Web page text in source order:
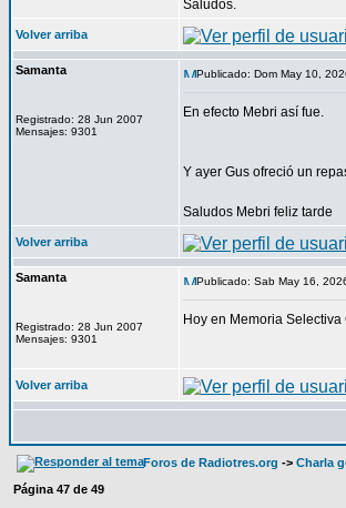
Saludos.
Volver arriba
Samanta
Registrado: 28 Jun 2007
Mensajes: 9301
Publicado: Dom May 10,
En efecto Mebri así fue.
Y ayer Gus ofreció un
Saludos Mebri feliz tarde
Volver arriba
Samanta
Registrado: 28 Jun 2007
Mensajes: 9301
Publicado: Sab May 16,
Hoy en Memoria
Volver arriba
Foros de Radiotres.org -> Charla
Página 47 de 49